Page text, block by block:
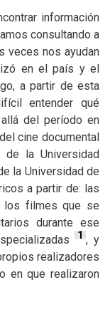
información
consultando a
veces nos ayudan
en el país y el
a partir de esta
entender qué
del período en
cine documental
de la Universidad
la Universidad de
a partir de: las
los filmes que se
durante ese
1 , y
realizadores
en que realizaron